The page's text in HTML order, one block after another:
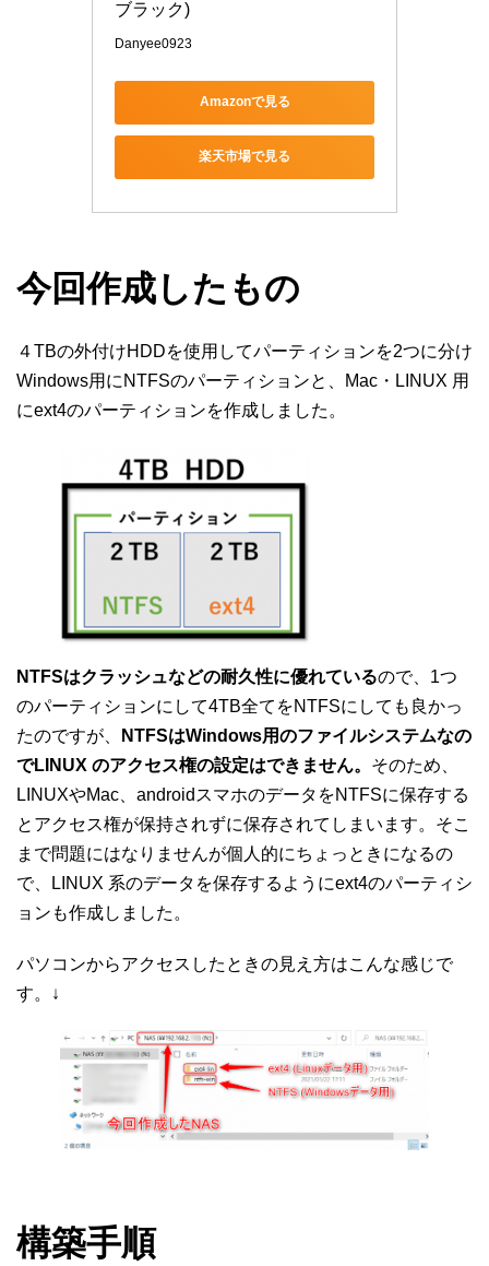
ブラック)
Danyee0923
Amazonで見る
楽天市場で見る
今回作成したもの
４TBの外付けHDDを使用してパーティションを2つに分け
Windows用にNTFSのパーティションと、Mac・LINUX 用
にext4のパーティションを作成しました。
NTFSはクラッシュなどの耐久性に優れているので、1つ
のパーティションにして4TB全てをNTFSにしても良かっ
たのですが、
NTFSはWindows用のファイルシステムなの
でLINUX のアクセス権の設定はできません。 そのため、
LINUXやMac、androidスマホのデータをNTFSに保存する
とアクセス権が保持されずに保存されてしまいます。そこ
まで問題にはなりませんが個人的にちょっときになるの
で、LINUX 系のデータを保存するようにext4のパーティシ
ョンも作成しました。
パソコンからアクセスしたときの見え方はこんな感じで
す。↓
構築手順